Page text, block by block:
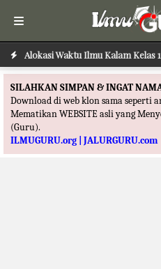
Alokasi Waktu Ilmu Kalam Kelas
SILAHKAN SIMPAN & INGAT
Download di web klon sama seperti
Mematikan WEBSITE asli yang
(Guru).
ILMUGURU.org | JALURGURU.com